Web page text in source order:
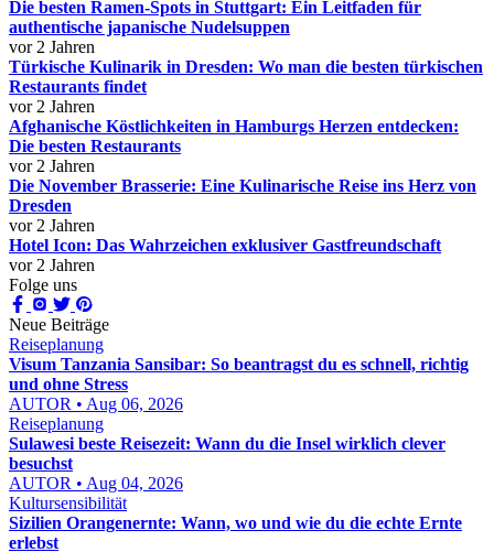
Die besten Ramen-Spots in Stuttgart: Ein Leitfaden für
authentische japanische Nudelsuppen
vor 2 Jahren
Türkische Kulinarik in Dresden: Wo man die besten türkischen
Restaurants findet
vor 2 Jahren
Afghanische Köstlichkeiten in Hamburgs Herzen entdecken:
Die besten Restaurants
vor 2 Jahren
Die November Brasserie: Eine Kulinarische Reise ins Herz von
Dresden
vor 2 Jahren
Hotel Icon: Das Wahrzeichen exklusiver Gastfreundschaft
vor 2 Jahren
Folge uns
Neue Beiträge
Reiseplanung
Visum Tanzania Sansibar: So beantragst du es schnell, richtig
und ohne Stress
AUTOR • Aug 06, 2026
Reiseplanung
Sulawesi beste Reisezeit: Wann du die Insel wirklich clever
besuchst
AUTOR • Aug 04, 2026
Kultursensibilität
Sizilien Orangenernte: Wann, wo und wie du die echte Ernte
erlebst